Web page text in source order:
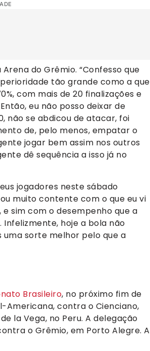
do Grêmio. “Confesso que
tão grande como a que
com mais de 20 finalizações e
eu não posso deixar de
não se abdicou de atacar, foi
de, pelo menos, empatar o
jogar bem assim nos outros
dê sequência a isso já no
jogadores neste sábado
muito contente com o que eu vi
sim com o desempenho que a
hoje a bola não
sorte melhor pelo que a
Brasileiro, no próximo fim de
Americana, contra o Cienciano,
la Vega, no Peru. A delegação
o Grêmio, em Porto Alegre. A